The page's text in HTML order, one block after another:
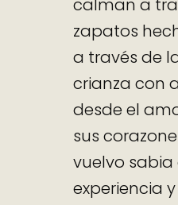
calman a
zapatos
a través de
crianza con
desde el
sus
vuelvo
experiencia